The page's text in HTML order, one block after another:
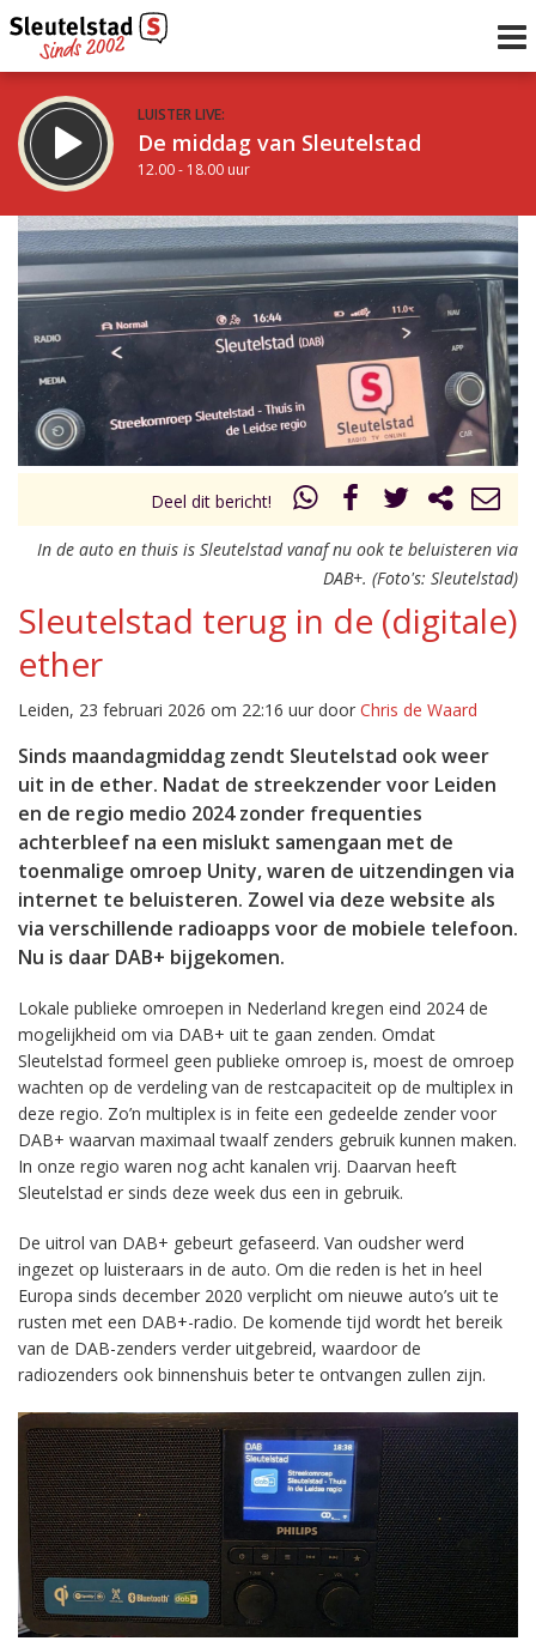
LUISTER LIVE:
De middag van Sleutelstad
12.00 - 18.00 uur
STRAKS:
De vrijdagavond met Keanu
18.00 - 19.00 uur
Vorig uur
uur 1 van 0 Volgend uur
Deel dit bericht!
In de auto en thuis is Sleutelstad vanaf nu ook te beluisteren via
DAB+. (Foto's: Sleutelstad)
Sleutelstad terug in de (digitale)
ether
Leiden, 23 februari 2026 om 22:16 uur door Chris de Waard
Sinds maandagmiddag zendt Sleutelstad ook weer
uit in de ether. Nadat de streekzender voor Leiden
en de regio medio 2024 zonder frequenties
achterbleef na een mislukt samengaan met de
toenmalige omroep Unity, waren de uitzendingen via
internet te beluisteren. Zowel via deze website als
via verschillende radioapps voor de mobiele telefoon.
Nu is daar DAB+ bijgekomen.
Lokale publieke omroepen in Nederland kregen eind 2024 de
mogelijkheid om via DAB+ uit te gaan zenden. Omdat
Sleutelstad formeel geen publieke omroep is, moest de omroep
wachten op de verdeling van de restcapaciteit op de multiplex in
deze regio. Zo’n multiplex is in feite een gedeelde zender voor
DAB+ waarvan maximaal twaalf zenders gebruik kunnen maken.
In onze regio waren nog acht kanalen vrij. Daarvan heeft
Sleutelstad er sinds deze week dus een in gebruik.
De uitrol van DAB+ gebeurt gefaseerd. Van oudsher werd
ingezet op luisteraars in de auto. Om die reden is het in heel
Europa sinds december 2020 verplicht om nieuwe auto’s uit te
rusten met een DAB+-radio. De komende tijd wordt het bereik
van de DAB-zenders verder uitgebreid, waardoor de
radiozenders ook binnenshuis beter te ontvangen zullen zijn.